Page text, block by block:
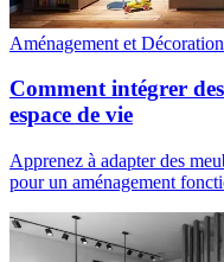
Aménagement et Décoration
Comment intégrer
espace de vie
Apprenez à adapter des
pour un aménagement